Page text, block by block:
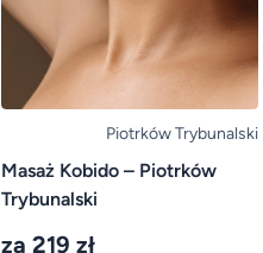
Piotrków Trybunalski
Masaż Kobido – Piotrków
Trybunalski
za 219 zł